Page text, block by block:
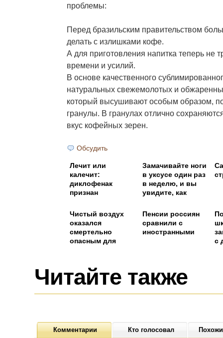
проблемы:
Перед бразильским правительством
делать с излишками кофе.
А для приготовления напитка теперь не
времени и усилий.
В основе качественного
натуральных свежемолотых и
который высушивают особым образом,
гранулы. В гранулах отлично
вкус кофейных зерен.
Обсудить
Лечит или
калечит:
диклофенак
признан
опасным
Замачивайте ноги
в уксусе один раз
в неделю, и вы
увидите, как
болезни
Чистый воздух
оказался
смертельно
опасным для
Пенсии россиян
сравнили с
иностранными
с
Читайте также
Комментарии Кто голосовал